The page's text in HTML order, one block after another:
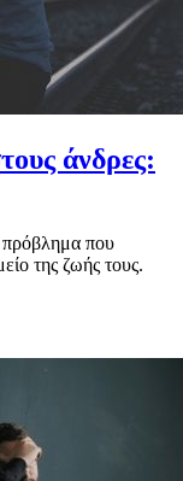
άνδρες:
πρόβλημα που
της ζωής τους.